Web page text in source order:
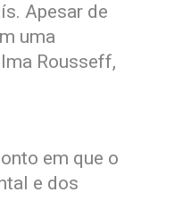
Apesar de
uma
Rousseff,
em que o
e dos